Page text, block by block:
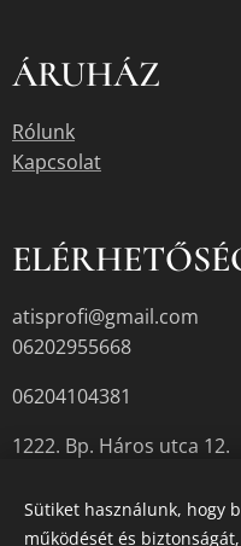
ÁRUHÁZ
Rólunk
Kapcsolat
atisprofi@gmail.com
06202955668
06204104381
1222. Bp. Háros utca 12.
Sütiket használunk, hogy
működését és